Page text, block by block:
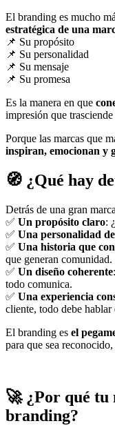
El branding es mucho
estratégica de una
📌 Su propósito
📌 Su personalidad
📌 Su mensaje
📌 Su promesa
Es la manera en que
impresión que
Porque las marcas que
inspiran, emocionan y
🧭 ¿Qué hay
Detrás de una gran
✅ Un propósito claro:
✅ Una personalidad
✅ Una historia que
que generan comunidad.
✅ Un diseño coherente
todo comunica.
✅ Una experiencia
cliente, todo debe
El branding es el
para que sea
🚀 ¿Por qué tu
branding?